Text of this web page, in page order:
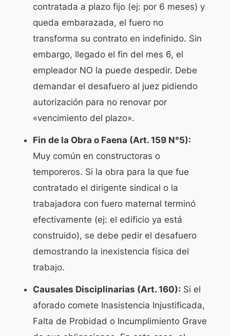
contratada a plazo fijo (ej: por 6 meses) y
queda embarazada, el fuero no
transforma su contrato en indefinido. Sin
embargo, llegado el fin del mes 6, el
empleador NO la puede despedir. Debe
demandar el desafuero al juez pidiendo
autorización para no renovar por
«vencimiento del plazo».
Fin de la Obra o Faena (Art. 159 N°5):
Muy común en constructoras o
temporeros. Si la obra para la que fue
contratado el dirigente sindical o la
trabajadora con fuero maternal terminó
efectivamente (ej: el edificio ya está
construido), se debe pedir el desafuero
demostrando la inexistencia física del
trabajo.
Causales Disciplinarias (Art. 160): Si el
aforado comete Inasistencia Injustificada,
Falta de Probidad o Incumplimiento Grave